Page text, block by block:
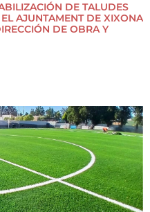
DE TALUDES
EL AJUNTAMENT DE XIXONA
DE OBRA Y